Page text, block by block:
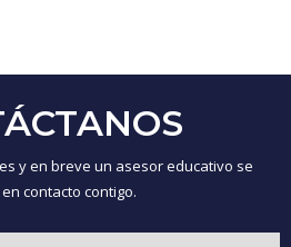
y en breve un asesor educativo se
contacto contigo.